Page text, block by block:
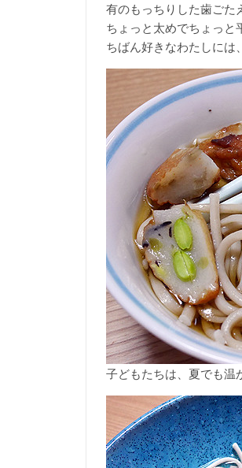
有のもっちりした歯ごた
ちょっと太めでちょっと
ちばん好きなわたしには
子どもたちは、夏でも温